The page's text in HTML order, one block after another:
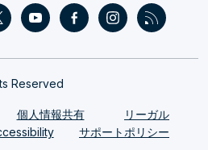
Reserved
個人情報共有
リーガル
サポートポリシー